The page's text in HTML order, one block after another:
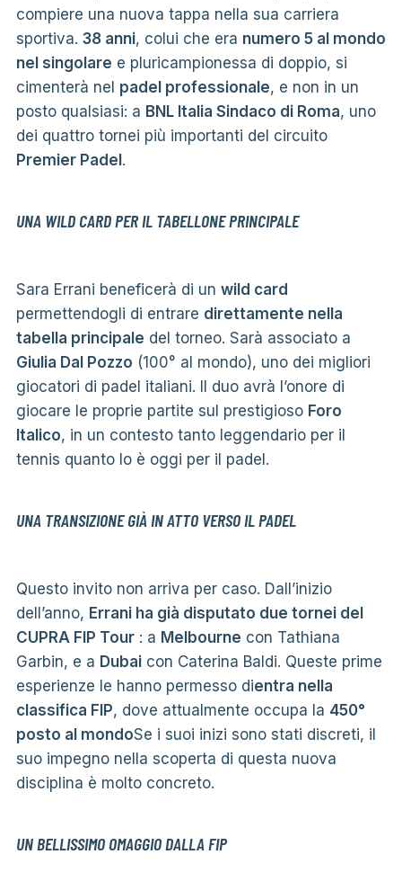
compiere una nuova tappa nella sua carriera
sportiva. 38 anni, colui che era numero 5 al mondo
nel singolare e pluricampionessa di doppio, si
cimenterà nel padel professionale, e non in un
posto qualsiasi: a BNL Italia Sindaco di Roma, uno
dei quattro tornei più importanti del circuito
Premier Padel.
UNA WILD CARD PER IL TABELLONE PRINCIPALE
Sara Errani beneficerà di un wild card
permettendogli di entrare direttamente nella
tabella principale del torneo. Sarà associato a
Giulia Dal Pozzo (100° al mondo), uno dei migliori
giocatori di padel italiani. Il duo avrà l’onore di
giocare le proprie partite sul prestigioso Foro
Italico, in un contesto tanto leggendario per il
tennis quanto lo è oggi per il padel.
UNA TRANSIZIONE GIÀ IN ATTO VERSO IL PADEL
Questo invito non arriva per caso. Dall’inizio
dell’anno, Errani ha già disputato due tornei del
CUPRA FIP Tour: a Melbourne con Tathiana
Garbin, e a Dubaicon Caterina Baldi. Queste prime
esperienze le hanno permesso dientra nella
classifica FIP, dove attualmente occupa la 450°
posto al mondoSe i suoi inizi sono stati discreti, il
suo impegno nella scoperta di questa nuova
disciplina è molto concreto.
UN BELLISSIMO OMAGGIO DALLA FIP